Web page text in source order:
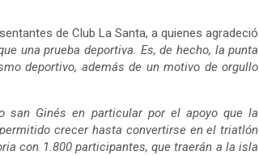
de Club La Santa, a quienes agradeció
una prueba deportiva. Es, de hecho, la punta
deportivo, además de un motivo de orgullo
san Ginés en particular por el apoyo que la
crecer hasta convertirse en el triatlón
con 1.800 participantes, que traerán a la isla